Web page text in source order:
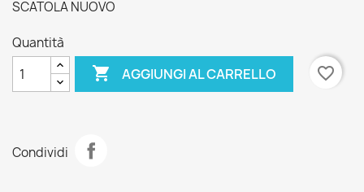
SCATOLA NUOVO
Quantità
 AGGIUNGI AL CARRELLO favorite_border
Condividi